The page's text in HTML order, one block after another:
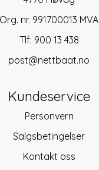
Org. nr. 991700013 MVA
Tlf: 900 13 438
post@nettbaat.no
Kundeservice
Personvern
Salgsbetingelser
Kontakt oss